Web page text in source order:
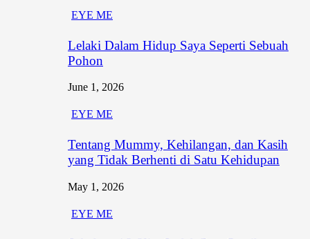
EYE ME
Lelaki Dalam Hidup Saya Seperti Sebuah
Pohon
June 1, 2026
EYE ME
Tentang Mummy, Kehilangan, dan Kasih
yang Tidak Berhenti di Satu Kehidupan
May 1, 2026
EYE ME